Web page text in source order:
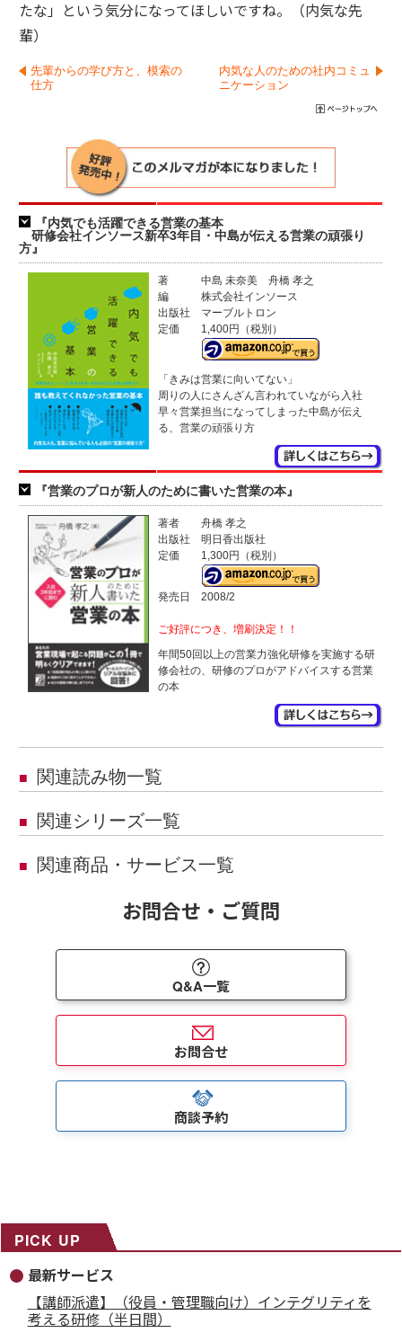
たな」という気分になってほしいですね。（内気な先
輩）
先輩からの学び方と、模索の
仕方
内気な人のための社内コミュ
ニケーション
『内気でも活躍できる営業の基本
研修会社インソース新卒3年目・中島が伝える営業の頑張り
方』
著
中島 未奈美 舟橋 孝之
編
株式会社インソース
出版社
マーブルトロン
定価
1,400円（税別）
「きみは営業に向いてない」
周りの人にさんざん言われていながら入社
早々営業担当になってしまった中島が伝え
る、営業の頑張り方
『営業のプロが新人のために書いた営業の本』
著者
舟橋 孝之
出版社
明日香出版社
定価
1,300円（税別）
発売日 2008/2
ご好評につき、増刷決定！！
年間50回以上の営業力強化研修を実施する研
修会社の、研修のプロがアドバイスする営業
の本
■ 関連読み物一覧
■ 関連シリーズ一覧
■ 関連商品・サービス一覧
お問合せ・ご質問
Q&A一覧
お問合せ
商談予約
PICK UP
最新サービス
【講師派遣】（役員・管理職向け）インテグリティを
考える研修（半日間）